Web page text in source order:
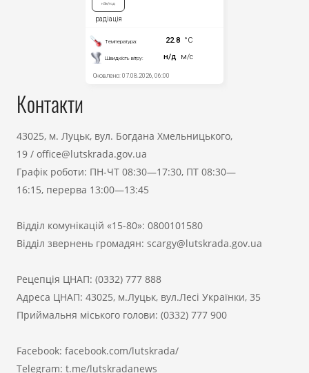
Контакти
43025, м. Луцьк, вул. Богдана Хмельницького,
19 / office@lutskrada.gov.ua
Графік роботи: ПН-ЧТ 08:30—17:30, ПТ 08:30—
16:15, перерва 13:00—13:45
Відділ комунікацій «15-80»: 0800101580
Відділ звернень громадян: scargy@lutskrada.gov.ua
Рецепція ЦНАП: (0332) 777 888
Адреса ЦНАП: 43025, м.Луцьк, вул.Лесі Українки, 35
Приймальня міського голови: (0332) 777 900
Facebook: facebook.com/lutskrada/
Telegram: t.me/lutskradanews